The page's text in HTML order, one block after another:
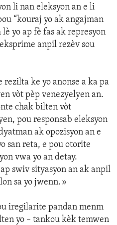
li nan eleksyon an e li
“kouraj yo ak angajman
yo ap fè fas ak represyon
anpil rezèv sou
rezilta ke yo anonse a ka pa
vòt pèp venezyelyen an.
chak bilten vòt
pou responsab eleksyon
ak opozisyon an e
san reta, e pou otorite
vwa yo an detay.
swiv sityasyon an ak anpil
sa yo jwenn. »
iregilarite pandan menm
yo – tankou kèk temwen